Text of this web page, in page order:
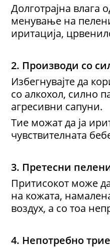
Долготрајна влага
менување на
иритација,
2. Производи со
Избегнувајте да
со алкохол, силно
агресивни сапуни.
Тие можат да ја
чувствителната
3. Претесни
Притисокот може
на кожата,
воздух, а со тоа
4. Непотребно